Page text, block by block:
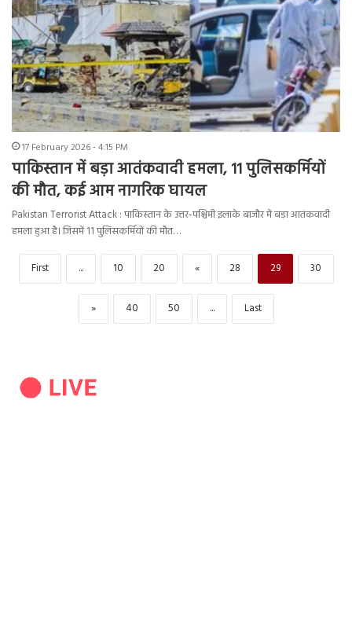
17 February 2026 - 4:15 PM
पाकिस्तान में बड़ा आतंकवादी हमला, 11 पुलिसकर्मियों
की मौत, कई आम नागरिक घायल
Pakistan Terrorist Attack : पाकिस्तान के उत्तर-पश्चिमी इलाके बाजौर में बड़ा आतंकवादी
हमला हुआ है। जिसमें 11 पुलिसकर्मियों की मौत…
First ... 10 20 « 28 29 30
» 40 50 ... Last